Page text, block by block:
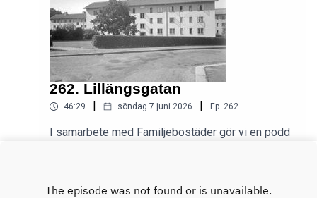
262. Lillängsgatan
46:29 | söndag 7 juni 2026 | Ep. 262
I samarbete med Familjebostäder gör vi en podd